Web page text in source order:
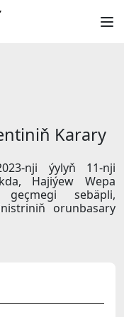
Karary
nji ýylyň 11-nji
Hajiýew Wepa
sebäpli,
orunbasary